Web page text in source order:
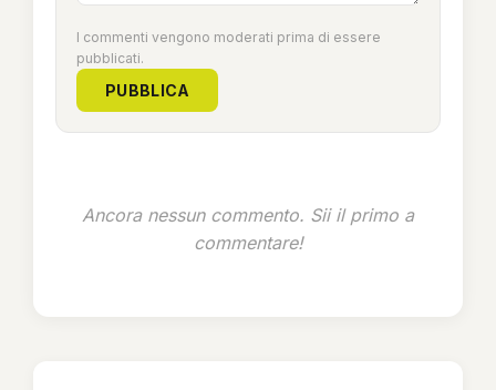
I commenti vengono moderati prima di essere
pubblicati.
PUBBLICA
Ancora nessun commento. Sii il primo a
commentare!